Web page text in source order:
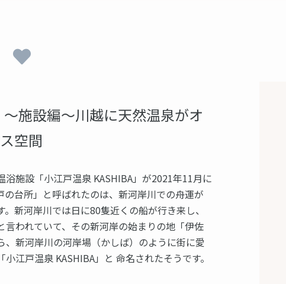
〜施設編〜川越に天然温泉がオ
空間
施設「小江戸温泉 KASHIBA」が2021年11月に
台所」と呼ばれたのは、新河岸川での舟運が
新河岸川では日に80隻近くの船が行き来し、
われていて、その新河岸の始まりの地「伊佐
新河岸川の河岸場（かしば）のように街に愛
江戸温泉 KASHIBA」と 命名されたそうです。